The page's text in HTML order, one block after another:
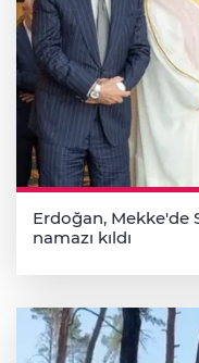
Erdoğan, Mekke'de
namazı kıldı